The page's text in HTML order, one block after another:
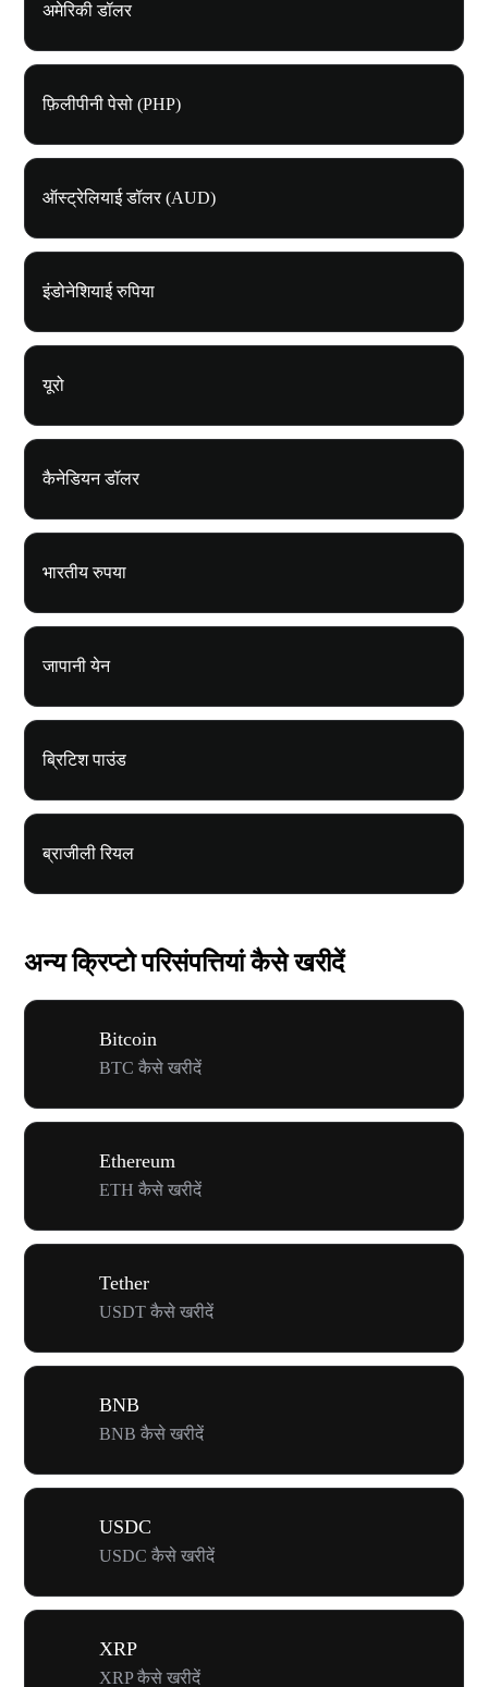
अमेरिकी डॉलर
फ़िलीपीनी पेसो (PHP)
ऑस्ट्रेलियाई डॉलर (AUD)
इंडोनेशियाई रुपिया
यूरो
कैनेडियन डॉलर
भारतीय रुपया
जापानी येन
ब्रिटिश पाउंड
ब्राजीली रियल
अन्य क्रिप्टो परिसंपत्तियां कैसे खरीदें
Bitcoin
BTC कैसे खरीदें
Ethereum
ETH कैसे खरीदें
Tether
USDT कैसे खरीदें
BNB
BNB कैसे खरीदें
USDC
USDC कैसे खरीदें
XRP
XRP कैसे खरीदें